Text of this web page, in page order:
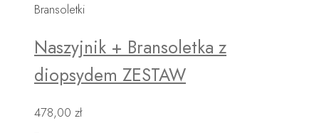
Bransoletki
Naszyjnik + Bransoletka z
diopsydem ZESTAW
478,00 zł